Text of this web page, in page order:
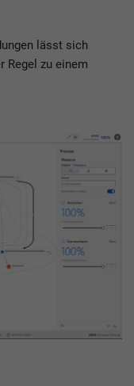
lässt sich
Regel zu einem